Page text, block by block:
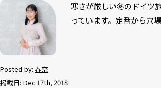
Posted by: 春奈
掲載日: Dec 17th, 2018
寒さが厳しい冬のドイツ
っています。定番から穴